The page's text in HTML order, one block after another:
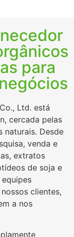
para
Ltd. está
cercada pelas
naturais. Desde
venda e
extratos
de soja e
clientes,
a nos